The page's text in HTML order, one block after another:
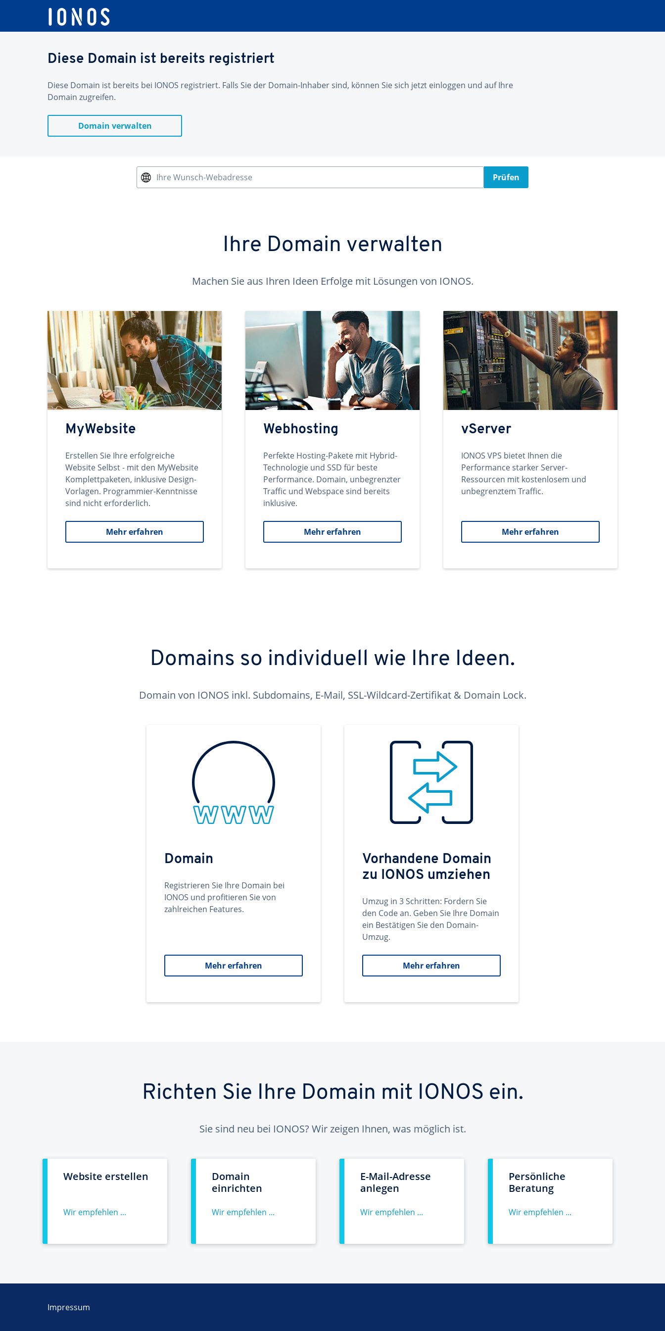
Diese Domain ist bereits registriert
Diese Domain ist bereits bei IONOS registriert. Falls Sie der Domain-Inhaber sind, können Sie sich jetzt einloggen und auf Ihre
Domain zugreifen.
Domain verwalten
Ihre Wunsch-Webadresse Prüfen
Ihre Domain verwalten
Machen Sie aus Ihren Ideen Erfolge mit Lösungen von IONOS.
MyWebsite
Erstellen Sie Ihre erfolgreiche
Website Selbst - mit den MyWebsite
Komplettpaketen, inklusive Design-
Vorlagen. Programmier-Kenntnisse
sind nicht erforderlich.
Mehr erfahren
Webhosting
Perfekte Hosting-Pakete mit Hybrid-
Technologie und SSD für beste
Performance. Domain, unbegrenzter
Traffic und Webspace sind bereits
inklusive.
Mehr erfahren
vServer
IONOS VPS bietet Ihnen die
Performance starker Server-
Ressourcen mit kostenlosem und
unbegrenztem Traffic.
Mehr erfahren
Domains so individuell wie Ihre Ideen.
Domain von IONOS inkl. Subdomains, E-Mail, SSL-Wildcard-Zertifikat & Domain Lock.
Domain
Registrieren Sie Ihre Domain bei
IONOS und profitieren Sie von
zahlreichen Features.
Mehr erfahren
Vorhandene Domain
zu IONOS umziehen
Umzug in 3 Schritten: Fordern Sie
den Code an. Geben Sie Ihre Domain
ein Bestätigen Sie den Domain-
Umzug.
Mehr erfahren
Richten Sie Ihre Domain mit IONOS ein.
Sie sind neu bei IONOS? Wir zeigen Ihnen, was möglich ist.
Website erstellen
Wir empfehlen ...
Domain
einrichten
Wir empfehlen ...
E-Mail-Adresse
anlegen
Wir empfehlen ...
Persönliche
Beratung
Wir empfehlen ...
Impressum